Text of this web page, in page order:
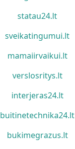
statau24.lt
sveikatingumui.lt
mamaiirvaikui.lt
verslosritys.lt
interjeras24.lt
buitinetechnika24.lt
bukimegrazus.lt